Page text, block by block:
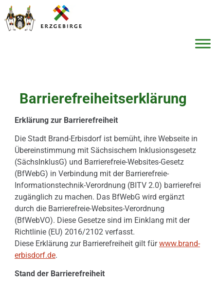
Barrierefreiheitserklärung
Erklärung zur Barrierefreiheit
Die Stadt Brand-Erbisdorf ist bemüht, ihre Webseite in
Übereinstimmung mit Sächsischem Inklusionsgesetz
(SächsInklusG) und Barrierefreie-Websites-Gesetz
(BfWebG) in Verbindung mit der Barrierefreie-
Informationstechnik-Verordnung (BITV 2.0) barrierefrei
zugänglich zu machen. Das BfWebG wird ergänzt
durch die Barrierefreie-Websites-Verordnung
(BfWebVO). Diese Gesetze sind im Einklang mit der
Richtlinie (EU) 2016/2102 verfasst.
Diese Erklärung zur Barrierefreiheit gilt fürwww.brand-
erbisdorf.de.
Stand der Barrierefreiheit